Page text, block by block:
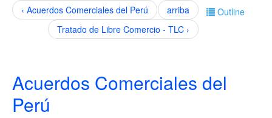
Outline
‹ Acuerdos Comerciales del Perú
arriba
Tratado de Libre Comercio - TLC ›
Acuerdos Comerciales del
Perú